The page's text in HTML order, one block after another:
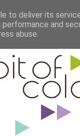
to deliver its
performance and
abuse.